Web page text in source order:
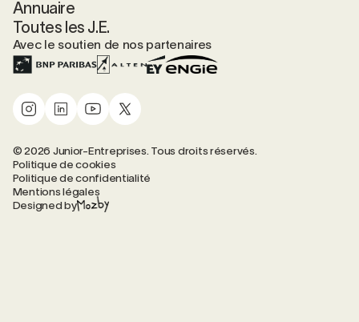
Annuaire
Toutes les J.E.
Avec le soutien de nos partenaires
© 2026 Junior-Entreprises. Tous droits réservés.
Politique de cookies
Politique de confidentialité
Mentions légales
Designed by